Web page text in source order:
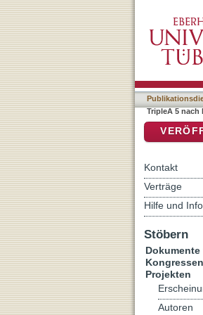
TripleA 5 nach
Kontakt
Verträge
Hilfe und
Stöbern
Projekten
Autoren